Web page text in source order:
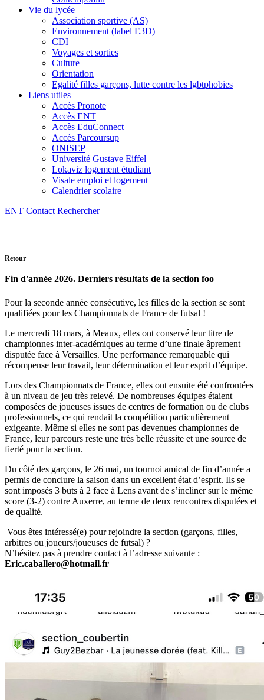
Vie du lycée
Association sportive (AS)
Environnement (label E3D)
CDI
Voyages et sorties
Culture
Orientation
Egalité filles garçons, lutte contre les lgbtphobies
Liens utiles
Accès Pronote
Accès ENT
Accès EduConnect
Accès Parcoursup
ONISEP
Université Gustave Eiffel
Lokaviz logement étudiant
Visale emploi et logement
Calendrier scolaire
ENT Contact Rechercher
Retour
Fin d'année 2026. Derniers résultats de la section foo
Pour la seconde année consécutive, les filles de la section se sont
qualifiées pour les Championnats de France de futsal !
Le mercredi 18 mars, à Meaux, elles ont conservé leur titre de
championnes inter-académiques au terme d’une finale âprement
disputée face à Versailles. Une performance remarquable qui
récompense leur travail, leur détermination et leur esprit d’équipe.
Lors des Championnats de France, elles ont ensuite été confrontées
à un niveau de jeu très relevé. De nombreuses équipes étaient
composées de joueuses issues de centres de formation ou de clubs
professionnels, ce qui rendait la compétition particulièrement
exigeante. Même si elles ne sont pas devenues championnes de
France, leur parcours reste une très belle réussite et une source de
fierté pour la section.
Du côté des garçons, le 26 mai, un tournoi amical de fin d’année a
permis de conclure la saison dans un excellent état d’esprit. Ils se
sont imposés 3 buts à 2 face à Lens avant de s’incliner sur le même
score (3-2) contre Auxerre, au terme de deux rencontres disputées et
de qualité.
Vous êtes intéressé(e) pour rejoindre la section (garçons, filles,
arbitres ou joueurs/joueuses de futsal) ?
N’hésitez pas à prendre contact à l’adresse suivante :
Eric.caballero@hotmail.fr